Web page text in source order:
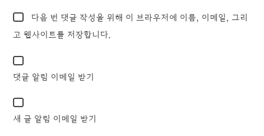
다음 번 댓글 작성을 위해 이 브라우저에 이름, 이메일, 그리
고 웹사이트를 저장합니다.
댓글 알림 이메일 받기
새 글 알림 이메일 받기